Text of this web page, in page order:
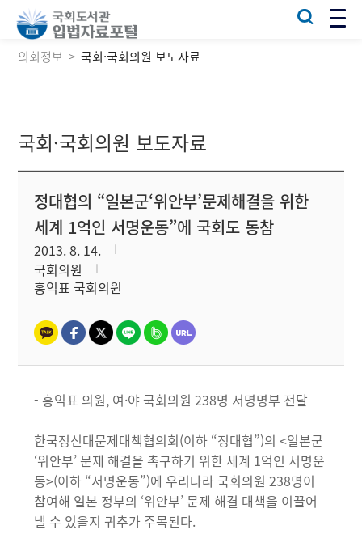
의회정보 국회·국회의원 보도자료
국회·국회의원 보도자료
정대협의 “일본군‘위안부’문제해결을 위한
세계 1억인 서명운동”에 국회도 동참
2013. 8. 14.
국회의원
홍익표 국회의원
- 홍익표 의원, 여·야 국회의원 238명 서명명부 전달
한국정신대문제대책협의회(이하 “정대협”)의 <일본군
‘위안부’ 문제 해결을 촉구하기 위한 세계 1억인 서명운
동>(이하 “서명운동”)에 우리나라 국회의원 238명이
참여해 일본 정부의 ‘위안부’ 문제 해결 대책을 이끌어
낼 수 있을지 귀추가 주목된다.